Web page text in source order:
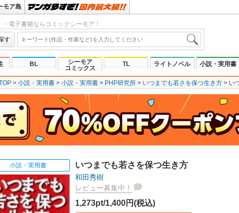
モア島
電子書籍ならコミックシーモア！
す
BL
シーモア
コミックス
TL ライトノベル 小説・実用書
小説・実用書 小説・実用書 PHP研究所 いつまでも若さを保つ生き方 い
小説・実用書 いつまでも若さを保つ生き方
和田秀樹
レビュー募集中！
1,273pt/1,400円(税込)